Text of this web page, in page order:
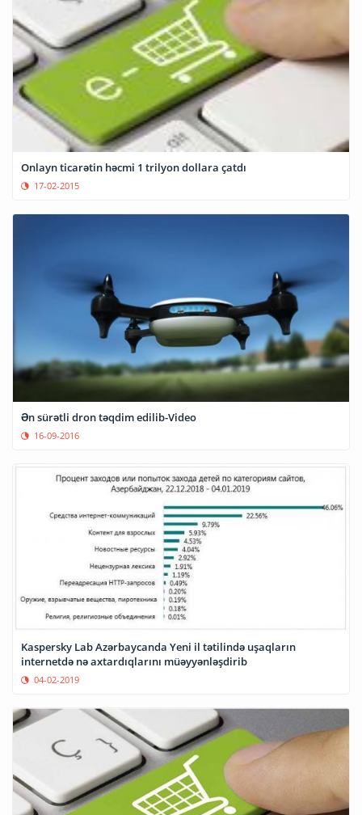
Onlayn ticarətin həcmi 1 trilyon dollara çatdı
17-02-2015
Ən sürətli dron təqdim edilib-Video
16-09-2016
Kaspersky Lab Azərbaycanda Yeni il tətilində uşaqların
internetdə nə axtardıqlarını müəyyənləşdirib
04-02-2019